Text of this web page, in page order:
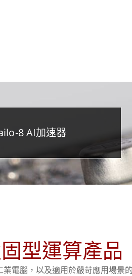
加速器
型運算產品
電腦，以及適用於嚴苛應用場景